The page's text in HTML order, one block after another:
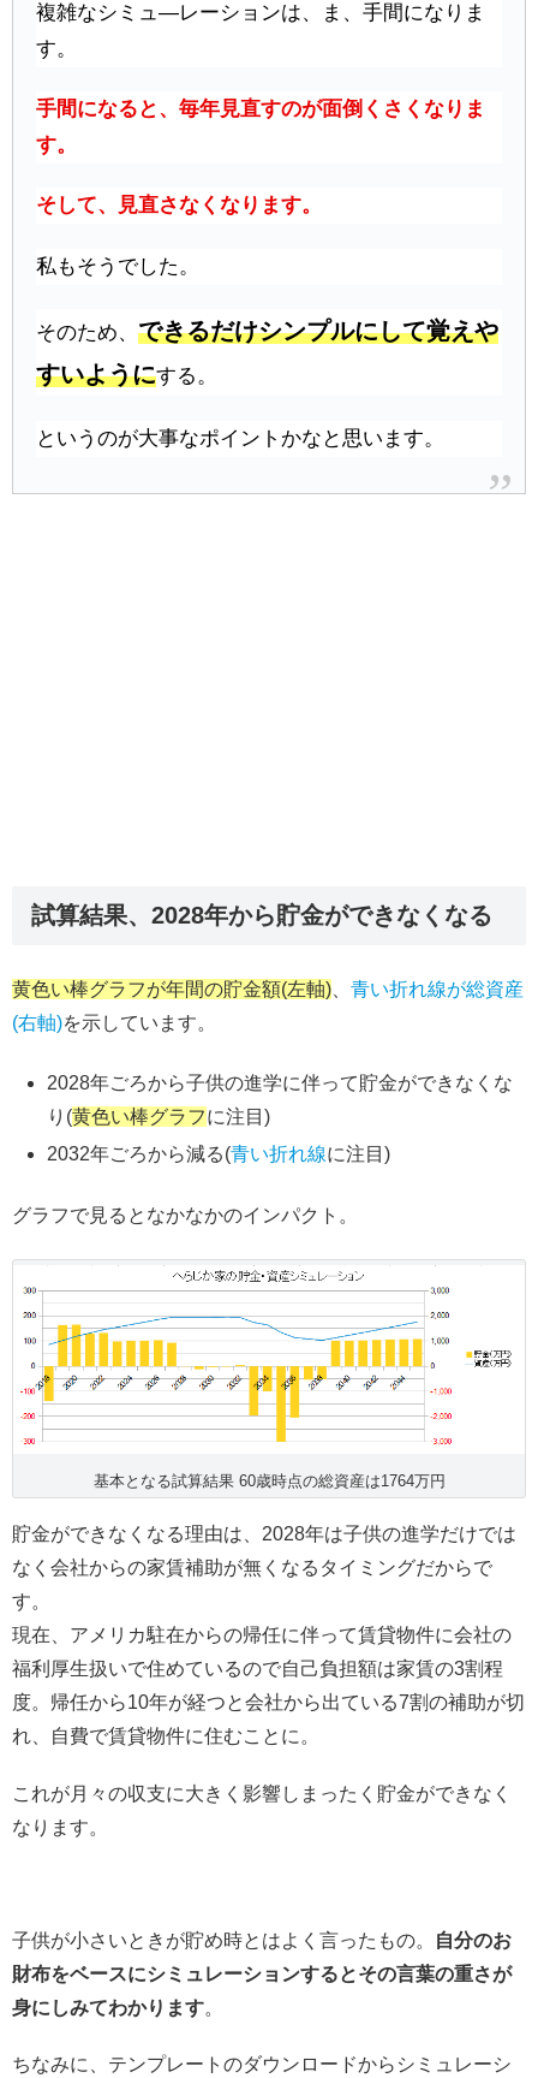
複雑なシミュ―レーションは、ま、手間になりま
す。
手間になると、毎年見直すのが面倒くさくなりま
す。
そして、見直さなくなります。
私もそうでした。
そのため、できるだけシンプルにして覚えや
すいようにする。
というのが大事なポイントかなと思います。
試算結果、2028年から貯金ができなくなる
黄色い棒グラフが年間の貯金額(左軸)
青い折れ線が総資産
(右軸)を示しています。
2028年ごろから子供の進学に伴って貯金ができなくな
り(黄色い棒グラフに注目)
2032年ごろから減る(青い折れ線に注目)
グラフで見るとなかなかのインパクト。
基本となる試算結果 60歳時点の総資産は1764万円
貯金ができなくなる理由は、2028年は子供の進学だけでは
なく会社からの家賃補助が無くなるタイミングだからで
す。
現在、アメリカ駐在からの帰任に伴って賃貸物件に会社の
福利厚生扱いで住めているので自己負担額は家賃の3割程
度。帰任から10年が経つと会社から出ている7割の補助が切
れ、自費で賃貸物件に住むことに。
これが月々の収支に大きく影響しまったく貯金ができなく
なります。
子供が小さいときが貯め時とはよく言ったもの。
自分のお
財布をベースにシミュレーションするとその言葉の重さが
身にしみてわかります。
ちなみに、テンプレートのダウンロードからシミュレーシ